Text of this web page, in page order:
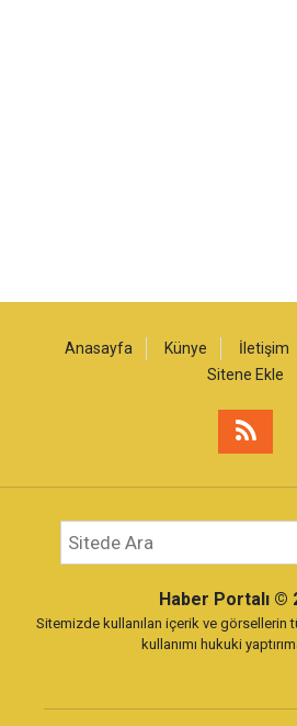
Anasayfa Künye İletişim
Sitene Ekle
Haber Portalı ©
Sitemizde kullanılan içerik ve görsellerin
kullanımı hukuki